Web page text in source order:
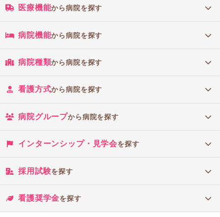
医療機能から病院を探す
病院機能から病院を探す
病院種類から病院を探す
看護方式から病院を探す
病院グループから病院を探す
インターンシップ・見学会を探す
採用試験を探す
看護奨学金を探す